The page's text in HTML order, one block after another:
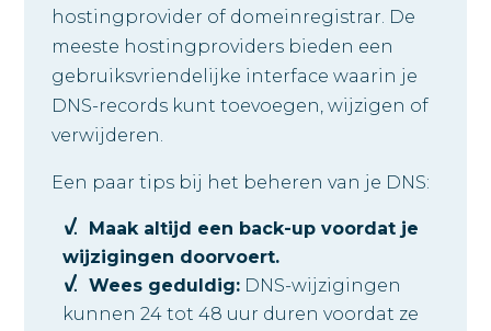
hostingprovider of domeinregistrar. De
meeste hostingproviders bieden een
gebruiksvriendelijke interface waarin je
DNS-records kunt toevoegen, wijzigen of
verwijderen.
Een paar tips bij het beheren van je DNS:
Maak altijd een back-up voordat je
wijzigingen doorvoert.
Wees geduldig: DNS-wijzigingen
kunnen 24 tot 48 uur duren voordat ze